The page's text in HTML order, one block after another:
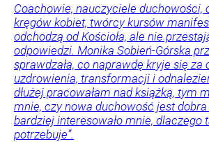
Coachowie, nauczyciele duchowości,
kręgów kobiet, twórcy kursów
odchodzą od Kościoła, ale nie
odpowiedzi. Monika Sobień-Górska
sprawdzała, co naprawdę kryje się za
uzdrowienia, transformacji i
dłużej pracowałam nad książką, tym
mnie, czy nowa duchowość jest dobra
bardziej interesowało mnie, dlaczego
potrzebuje”.